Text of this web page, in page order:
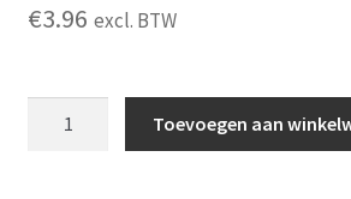
€3.96 excl. BTW
Toevoegen aan